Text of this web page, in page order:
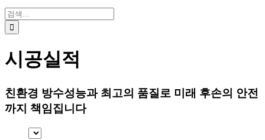
검
색:
시공실적
친환경 방수성능과 최고의 품질로 미래 후손의 안전
까지 책임집니다